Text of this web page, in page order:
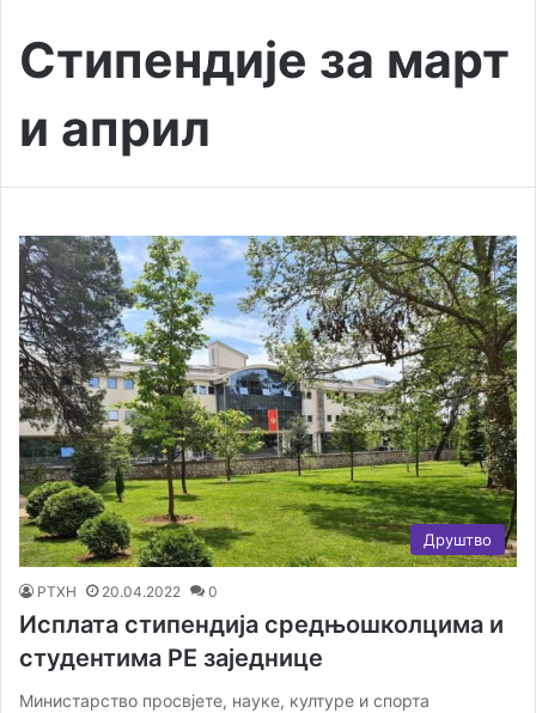
Стипендије за март
и април
Друштво
РТХН 20.04.2022 0
Исплата стипендија средњошколцима и
студентима РЕ заједнице
Министарство просвјете, науке, културе и спорта